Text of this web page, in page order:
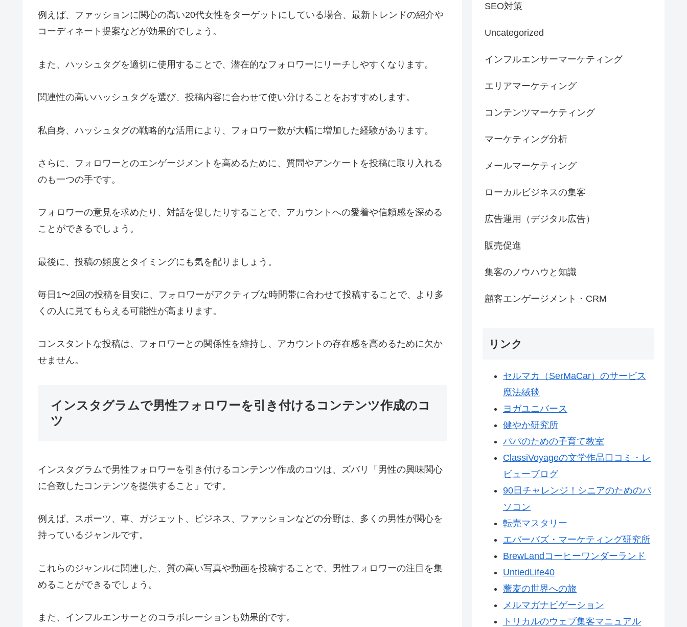
例えば、ファッションに関心の高い20代女性をターゲットにしている場合、最新トレンドの紹介や
コーディネート提案などが効果的でしょう。
また、ハッシュタグを適切に使用することで、潜在的なフォロワーにリーチしやすくなります。
関連性の高いハッシュタグを選び、投稿内容に合わせて使い分けることをおすすめします。
私自身、ハッシュタグの戦略的な活用により、フォロワー数が大幅に増加した経験があります。
さらに、フォロワーとのエンゲージメントを高めるために、質問やアンケートを投稿に取り入れる
のも一つの手です。
フォロワーの意見を求めたり、対話を促したりすることで、アカウントへの愛着や信頼感を深める
ことができるでしょう。
最後に、投稿の頻度とタイミングにも気を配りましょう。
毎日1〜2回の投稿を目安に、フォロワーがアクティブな時間帯に合わせて投稿することで、より多
くの人に見てもらえる可能性が高まります。
コンスタントな投稿は、フォロワーとの関係性を維持し、アカウントの存在感を高めるために欠か
せません。
インスタグラムで男性フォロワーを引き付けるコンテンツ作成のコ
ツ
インスタグラムで男性フォロワーを引き付けるコンテンツ作成のコツは、ズバリ「男性の興味関心
に合致したコンテンツを提供すること」です。
例えば、スポーツ、車、ガジェット、ビジネス、ファッションなどの分野は、多くの男性が関心を
持っているジャンルです。
これらのジャンルに関連した、質の高い写真や動画を投稿することで、男性フォロワーの注目を集
めることができるでしょう。
また、インフルエンサーとのコラボレーションも効果的です。
SEO対策
Uncategorized
インフルエンサーマーケティング
エリアマーケティング
コンテンツマーケティング
マーケティング分析
メールマーケティング
ローカルビジネスの集客
広告運用（デジタル広告）
販売促進
集客のノウハウと知識
顧客エンゲージメント・CRM
リンク
セルマカ（SerMaCar）のサービス
魔法絨毯
ヨガユニバース
健やか研究所
パパのための子育て教室
ClassiVoyageの文学作品口コミ・レ
ビューブログ
90日チャレンジ！シニアのためのパ
ソコン
転売マスタリー
エバーバズ・マーケティング研究所
BrewLandコーヒーワンダーランド
UntiedLife40
蕎麦の世界への旅
メルマガナビゲーション
トリカルのウェブ集客マニュアル